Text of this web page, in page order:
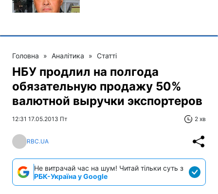
Головна » Аналітика » Статті
НБУ продлил на полгода
обязательную продажу 50%
валютной выручки экспортеров
12:31 17.05.2013 Пт 2 хв
RBC.UA
Не витрачай час на шум! Читай тільки суть з
РБК-Україна у Google